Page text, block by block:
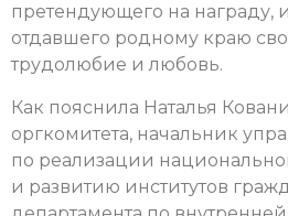
претендующего на награду,
отдавшего родному краю
трудолюбие и любовь.
Как пояснила Наталья
оргкомитета, начальник
по реализации
и развитию институтов